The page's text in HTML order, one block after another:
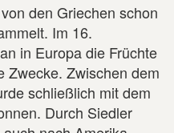
den Griechen schon
Im 16.
in Europa die Früchte
Zwecke. Zwischen dem
schließlich mit dem
Durch Siedler